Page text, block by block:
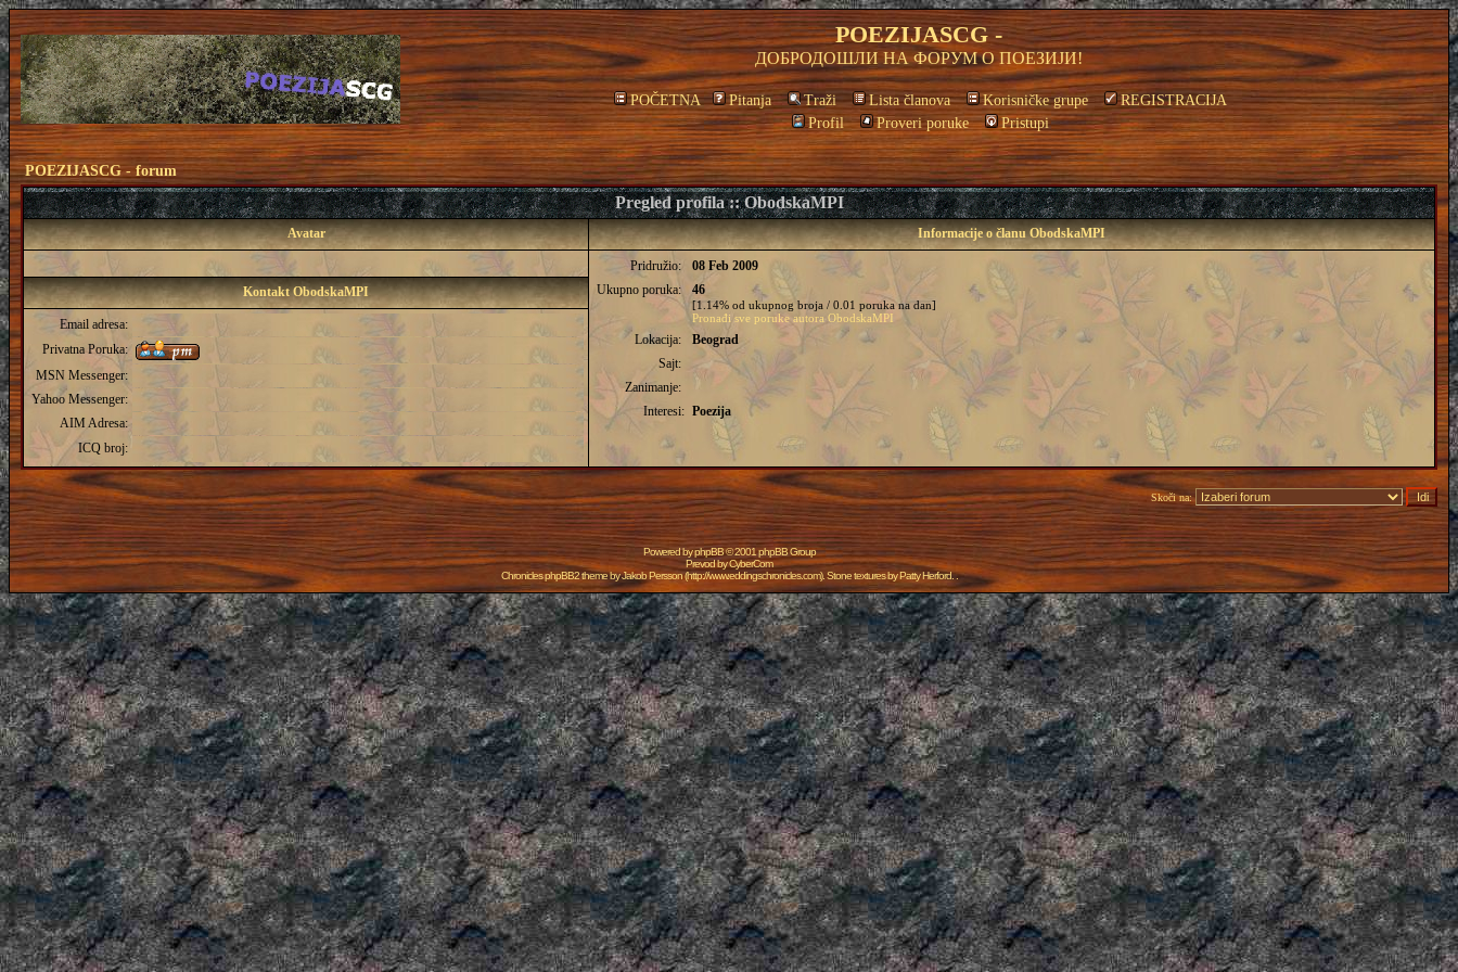
POEZIJASCG -
ДОБРОДОШЛИ НА ФОРУМ О ПОЕЗИЈИ!
POČETNA Pitanja Traži Lista članova Korisničke grupe
REGISTRACIJA
Profil
Proveri poruke Pristupi
POEZIJASCG - forum
Pregled profila :: ObodskaMPI
Avatar Informacije o članu ObodskaMPI
Pridružio:
08 Feb 2009
Ukupno poruka:
46
[1.14% od ukupnog broja / 0.01 poruka na dan]
Pronađi sve poruke autora ObodskaMPI
Lokacija:
Beograd
Sajt:
Zanimanje:
Interesi: Poezija
Kontakt ObodskaMPI
Email adresa:
Privatna Poruka:
MSN Messenger:
Yahoo Messenger:
AIM Adresa:
ICQ broj:
Skoči na:
Powered byphpBB© 2001 phpBB Group
Prevod byCyberCom
Chronicles phpBB2 theme byJakob Persson(http://www.eddingschronicles.com). Stone textures byPatty Herford. .